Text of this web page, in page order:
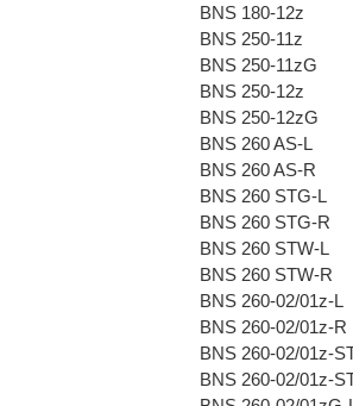
BNS 180-12z
BNS 250-11z
BNS 250-11zG
BNS 250-12z
BNS 250-12zG
BNS 260 AS-L
BNS 260 AS-R
BNS 260 STG-L
BNS 260 STG-R
BNS 260 STW-L
BNS 260 STW-R
BNS 260-02/01z-L
BNS 260-02/01z-R
BNS 260-02/01z-
BNS 260-02/01z-